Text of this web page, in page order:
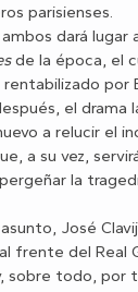
parisienses.
dará lugar
de la época, el
por
el drama
a relucir el
a su vez,
la
José
frente del Real
sobre todo, por